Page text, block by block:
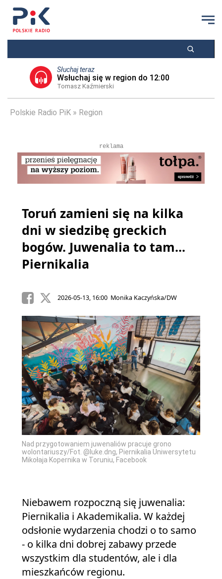
Słuchaj teraz
Wsłuchaj się w region do 12:00
Tomasz Kaźmierski
Polskie Radio PiK Region
reklama
Toruń zamieni się na kilka
dni w siedzibę greckich
bogów. Juwenalia to tam...
Piernikalia
2026-05-13, 16:00 Monika Kaczyńska/DW
Nad przygotowaniem juwenaliów pracuje grono
wolontariuszy/Fot. @luke.dng, Piernikalia Uniwersytetu
Mikołaja Kopernika w Toruniu, Facebook
Niebawem rozpoczną się juwenalia:
Piernikalia i Akademikalia. W każdej
odsłonie wydarzenia chodzi o to samo
- o kilka dni dobrej zabawy przede
wszystkim dla studentów, ale i dla
mieszkańców regionu.